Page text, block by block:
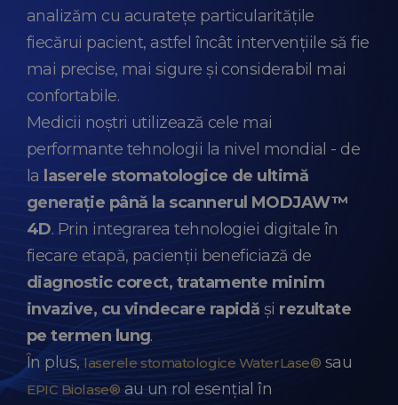
analizăm cu acuratețe particularitățile
fiecărui pacient, astfel încât intervențiile să fie
mai precise, mai sigure și considerabil mai
confortabile.
Medicii noștri utilizează cele mai
performante tehnologii la nivel mondial - de
la laserele stomatologice de ultimă
generație până la scannerul MODJAW™
4D. Prin integrarea tehnologiei digitale în
fiecare etapă, pacienții beneficiază de
diagnostic corect, tratamente minim
invazive, cu vindecare rapidă și rezultate
pe termen lung.
În plus, laserele stomatologice WaterLase® sau
EPIC Biolase® au un rol esențial în